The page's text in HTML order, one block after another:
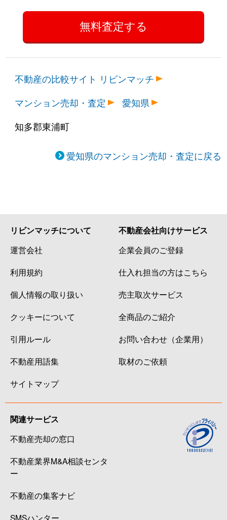
不動産の比較サイト リビンマッチ
マンション売却・査定
愛知県
知多郡東浦町
愛知県のマンション売却・査定に戻る
リビンマッチについて
運営会社
利用規約
個人情報の取り扱い
クッキーについて
引用ルール
不動産用語集
サイトマップ
不動産会社向けサービス
企業会員のご登録
仕入れ担当の方はこちら
売主取次サービス
全商品のご紹介
お問い合わせ（企業用）
取材のご依頼
関連サービス
不動産売却の窓口
不動産業界M&A相談センタ
ー
不動産の集客ナビ
SMSハンター